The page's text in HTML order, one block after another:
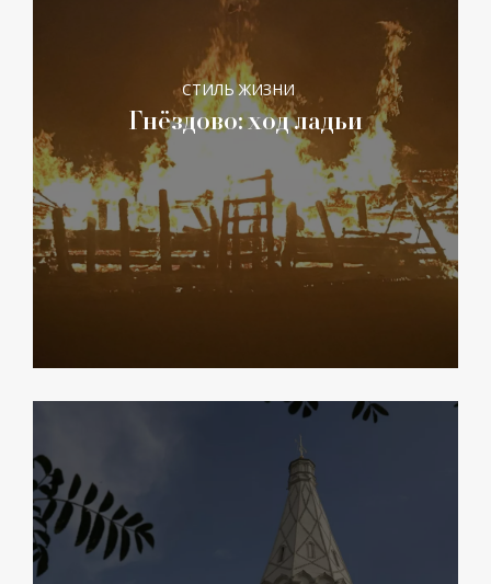
СТИЛЬ ЖИЗНИ
Гнёздово: ход ладьи